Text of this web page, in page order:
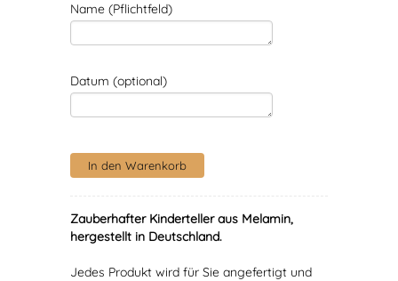
Name (Pflichtfeld)
Datum (optional)
Zauberhafter Kinderteller aus Melamin,
hergestellt in Deutschland.
Jedes Produkt wird für Sie angefertigt und